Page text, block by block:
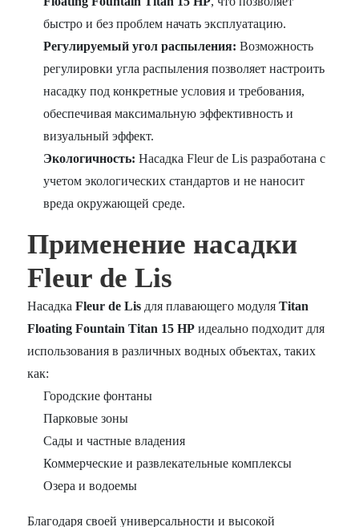
быстро и без проблем начать эксплуатацию.
Регулируемый угол распыления: Возможность
регулировки угла распыления позволяет настроить
насадку под конкретные условия и требования,
обеспечивая максимальную эффективность и
визуальный эффект.
Экологичность: Насадка Fleur de Lis разработана с
учетом экологических стандартов и не наносит
вреда окружающей среде.
Применение насадки
Fleur de Lis
НасадкаFleur de Lis для плавающего модуляTitan
Floating Fountain Titan 15 HP идеально подходит для
использования в различных водных объектах, таких
как:
Городские фонтаны
Парковые зоны
Сады и частные владения
Коммерческие и развлекательные комплексы
Озера и водоемы
Благодаря своей универсальности и высокой